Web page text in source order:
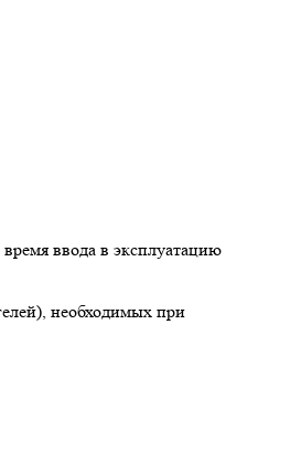
ввода в эксплуатацию
необходимых при